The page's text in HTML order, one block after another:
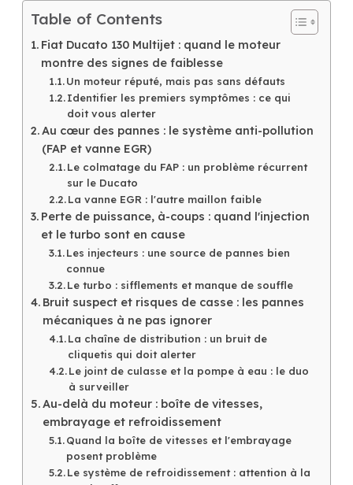
Table of Contents
Fiat Ducato 130 Multijet : quand le moteur
montre des signes de faiblesse
Un moteur réputé, mais pas sans défauts
Identifier les premiers symptômes : ce qui
doit vous alerter
Au cœur des pannes : le système anti-pollution
(FAP et vanne EGR)
Le colmatage du FAP : un problème récurrent
sur le Ducato
La vanne EGR : l'autre maillon faible
Perte de puissance, à-coups : quand l'injection
et le turbo sont en cause
Les injecteurs : une source de pannes bien
connue
Le turbo : sifflements et manque de souffle
Bruit suspect et risques de casse : les pannes
mécaniques à ne pas ignorer
La chaîne de distribution : un bruit de
cliquetis qui doit alerter
Le joint de culasse et la pompe à eau : le duo
à surveiller
Au-delà du moteur : boîte de vitesses,
embrayage et refroidissement
Quand la boîte de vitesses et l'embrayage
posent problème
Le système de refroidissement : attention à la